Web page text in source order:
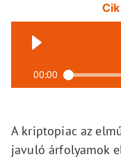
00:00
A kriptopiac az
javuló árfolyamok